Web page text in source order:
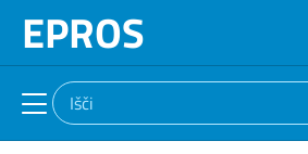
EPROS